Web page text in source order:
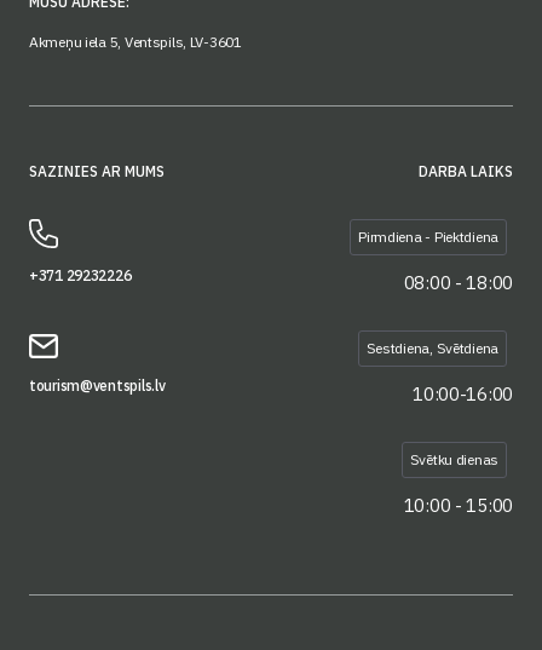
Akmeņu iela 5, Ventspils, LV-3601
SAZINIES AR MUMS
+371 29232226
tourism@ventspils.lv
DARBA LAIKS
Pirmdiena - Piektdiena
08:00 - 18:00
Sestdiena, Svētdiena
10:00-16:00
Svētku dienas
10:00 - 15:00